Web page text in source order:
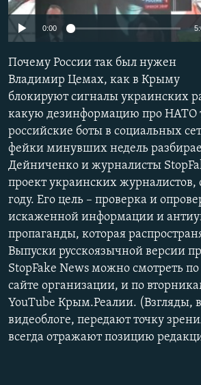
ПОБЕДИТЕЛЕЙ НЕ СУДЯТ?
КРЫМ.НЕПОКОРЕННЫЙ
ELIFBE
УКРАИНСКАЯ ПРОБЛЕМА КРЫМА
ПРИСОЕДИНЯЙТЕСЬ!
Все сайты RFE/RL
0:00
Почему России так был нужен
Владимир Цемах, как в Крыму
блокируют сигналы украинских
какую дезинформацию про НАТО
российские боты в социальных
фейки минувших недель
Дейниченко и журналисты
проект украинских журналистов,
году. Его цель – проверка и
искаженной информации и
пропаганды, которая
Выпуски русскоязычной версии
StopFake News можно смотреть по
сайте организации, и по
YouTube Крым.Реалии. (Взгляды,
видеоблоге, передают точку
всегда отражают позицию